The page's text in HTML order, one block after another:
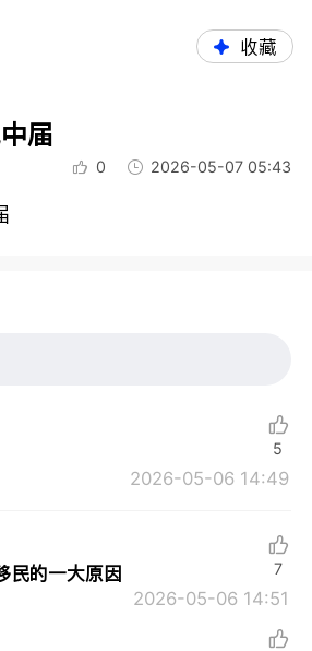
收藏
届
0 2026-05-07 05:43
2026-05-06 14:49
5
民的一大原因
2026-05-06 14:51
7